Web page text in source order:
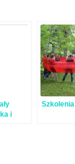
i
Szkolenia